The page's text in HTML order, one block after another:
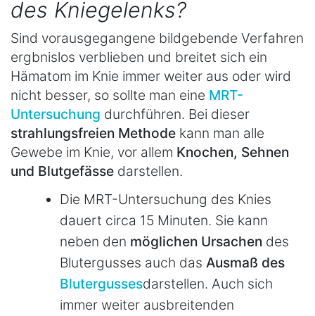
des Kniegelenks?
Sind vorausgegangene bildgebende Verfahren
ergbnislos verblieben und breitet sich ein
Hämatom im Knie immer weiter aus oder wird
nicht besser, so sollte man eine MRT-
Untersuchung durchführen. Bei dieser
strahlungsfreien Methode kann man alle
Gewebe im Knie, vor allem Knochen, Sehnen
und Blutgefässe darstellen.
Die MRT-Untersuchung des Knies
dauert circa 15 Minuten. Sie kann
neben den möglichen Ursachen des
Blutergusses auch das Ausmaß des
Blutergussesdarstellen. Auch sich
immer weiter ausbreitenden